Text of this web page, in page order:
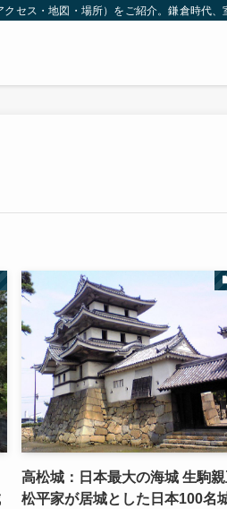
セス・地図・場所）をご紹介。鎌倉時代
高松城：日本最大の海城 生駒親
松平家が居城とした日本100名